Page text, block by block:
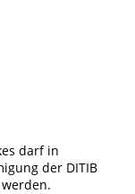
darf in
der DITIB